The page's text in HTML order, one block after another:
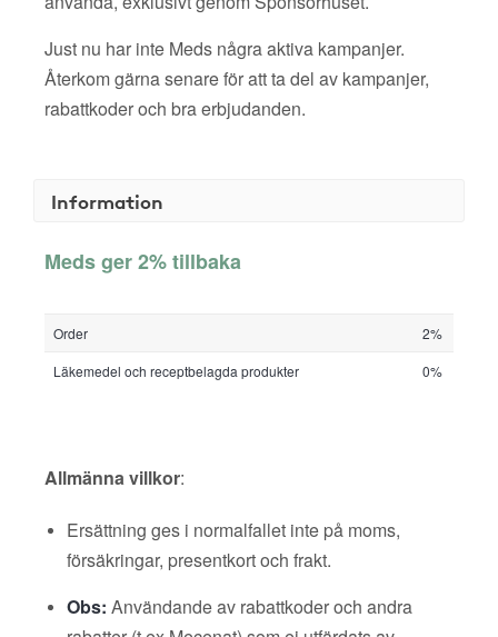
Just nu har inte Meds några aktiva kampanjer.
Återkom gärna senare för att ta del av kampanjer,
rabattkoder och bra erbjudanden.
Information
Meds ger 2% tillbaka
Order
2%
Läkemedel och receptbelagda produkter
0%
Allmänna villkor:
Ersättning ges i normalfallet inte på moms,
försäkringar, presentkort och frakt.
Obs: Användande av rabattkoder och andra